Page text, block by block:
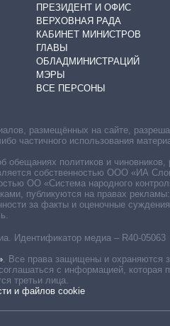
ПРЕЗИДЕНТ И ОФИС
ВЕРХОВНАЯ РАДА
КАБИНЕТ МИНИСТРОВ
ГЛАВЫ
ОБЛАДМИНИСТРАЦИЙ
МЭРЫ
ВСЕ ПЕРСОНЫ
Идентификатор медиа – R40-05063
. Все права защищены и охраняются
с информацией, которая
третьи лица.
и файлов cookie
размещённых на сайте,
частичного использования
обещаниях политиков и
собственностью ООО «ИА
ОО «Система народного
публикуются на правах
за факты и оценочные